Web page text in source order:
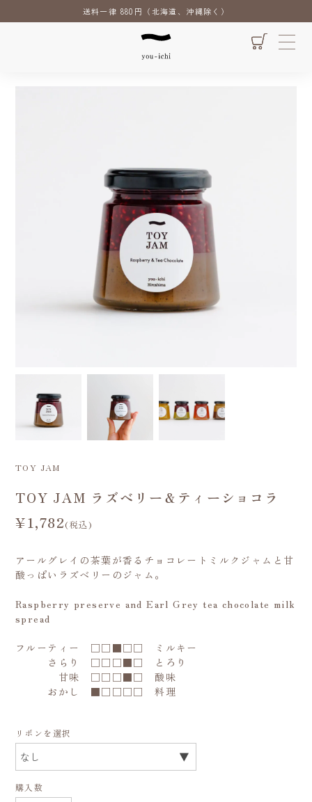
送料一律 880円（北海道、沖縄除く）
TOY JAM
TOY JAM ラズベリー＆ティーショコラ
¥1,782(税込)
アールグレイの茶葉が香るチョコレートミルクジャムと甘
酸っぱいラズベリーのジャム。
Raspberry preserve and Earl Grey tea chocolate milk
spread
フルーティー □□■□□ ミルキー
さらり □□□■□ とろり
甘味 □□□■□ 酸味
おかし ■□□□□ 料理
リボンを選択
購入数